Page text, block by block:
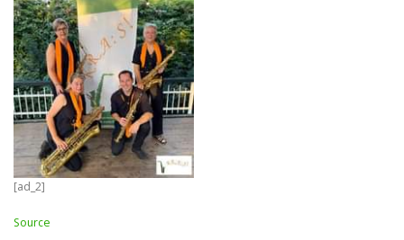
[ad_2]
Source